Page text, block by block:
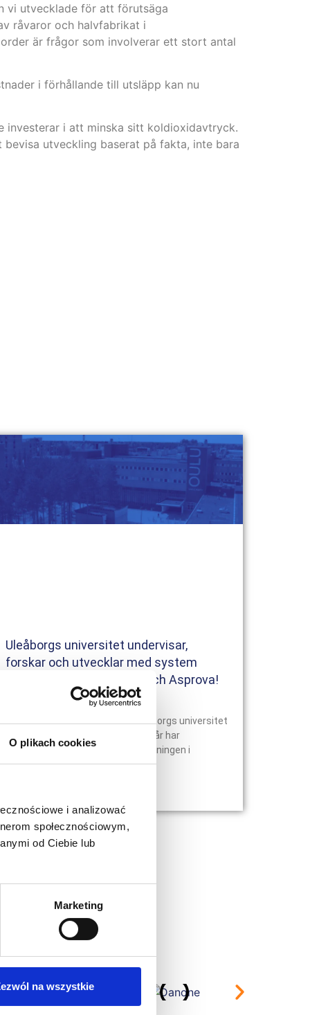
O plikach cookies
i analizować
społecznościowym,
od Ciebie lub
Marketing
na wszystkie
vi utvecklade för att förutsäga
råvaror och halvfabrikat i
är frågor som involverar ett stort antal
i förhållande till utsläpp kan nu
investerar i att minska sitt koldioxidavtryck.
utveckling baserat på fakta, inte bara
Uleåborgs universitet undervisar,
forskar och utvecklar med system
levererade av eq system och Asprova!
EQ System Scandinavia och Uleåborgs universitet
intensifierar sitt samarbete. I två år har
universitetet drivit på för undervisningen i
produktionsfinplanering inom